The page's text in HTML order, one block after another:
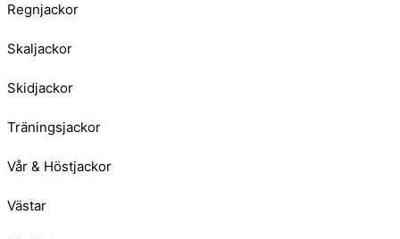
Regnjackor
Skaljackor
Skidjackor
Träningsjackor
Vår & Höstjackor
Västar